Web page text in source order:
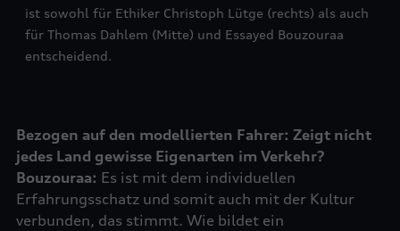
ist sowohl für Ethiker Christoph Lütge (rechts) als auch
für Thomas Dahlem (Mitte) und Essayed Bouzouraa
entscheidend.
Bezogen auf den modellierten Fahrer: Zeigt nicht
jedes Land gewisse Eigenarten im Verkehr?
Bouzouraa: Es ist mit dem individuellen
Erfahrungsschatz und somit auch mit der Kultur
verbunden, das stimmt. Wie bildet ein